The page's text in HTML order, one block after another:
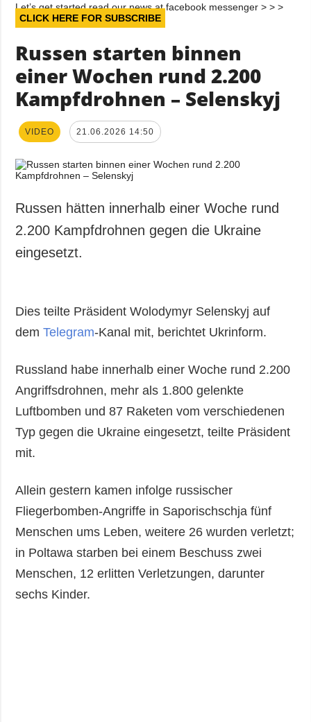
Let’s get started read our news at facebook messenger > > >
CLICK HERE FOR SUBSCRIBE
Russen starten binnen
einer Wochen rund 2.200
Kampfdrohnen – Selenskyj
VIDEO 21.06.2026 14:50
Russen hätten innerhalb einer Woche rund
2.200 Kampfdrohnen gegen die Ukraine
eingesetzt.
Dies teilte Präsident Wolodymyr Selenskyj auf
demTelegram-Kanal mit, berichtet Ukrinform.
Russland habe innerhalb einer Woche rund 2.200
Angriffsdrohnen, mehr als 1.800 gelenkte
Luftbomben und 87 Raketen vom verschiedenen
Typ gegen die Ukraine eingesetzt, teilte Präsident
mit.
Allein gestern kamen infolge russischer
Fliegerbomben-Angriffe in Saporischschja fünf
Menschen ums Leben, weitere 26 wurden verletzt;
in Poltawa starben bei einem Beschuss zwei
Menschen, 12 erlitten Verletzungen, darunter
sechs Kinder.